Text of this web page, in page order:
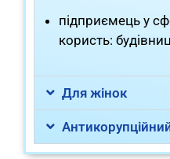
підприємець у
користь:
Для жінок